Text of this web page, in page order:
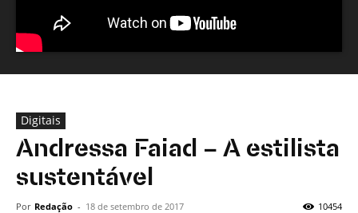
Digitais
Andressa Faiad – A estilista
sustentável
Por Redação - 18 de setembro de 2017 10454